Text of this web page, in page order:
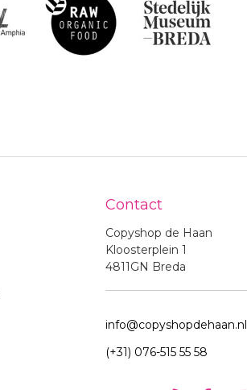
Contact
Copyshop de Haan
Kloosterplein 1
4811GN Breda
info@copyshopdehaan.nl
(+31) 076-515 55 58